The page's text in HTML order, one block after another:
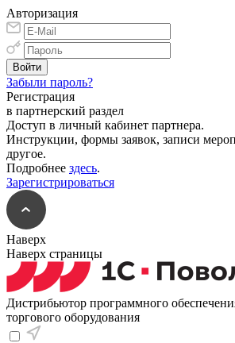
Авторизация
Забыли пароль?
Регистрация
в партнерский раздел
Доступ в личный кабинет партнера.
Инструкции, формы заявок, записи
другое.
Подробнее здесь.
Зарегистрироваться
Наверх
Наверх страницы
Дистрибьютор программного
торгового оборудования